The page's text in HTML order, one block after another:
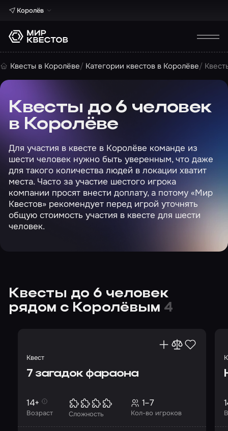
Королёв
Квесты в Королёве Категории квестов в Королёве
Квесты до 6 человек
в Королёве
Для участия в квесте в Королёве команде из
шести человек нужно быть уверенным, что даже
для такого количества людей в локации хватит
места. Часто за участие шестого игрока
компании просят внести доплату, а потому «Мир
Квестов» рекомендует перед игрой уточнять
общую стоимость участия в квесте для шести
человек.
Квесты до 6 человек
рядом с Королёвым 4
Квест
7 загадок фараона
Возраст
14+
Сложность Кол-во игроков
1–7